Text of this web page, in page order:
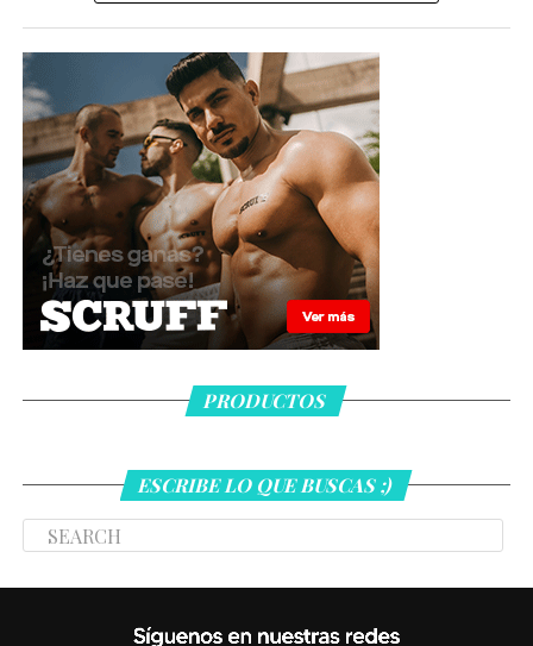
PRODUCTOS
ESCRIBE LO QUE BUSCAS ;)